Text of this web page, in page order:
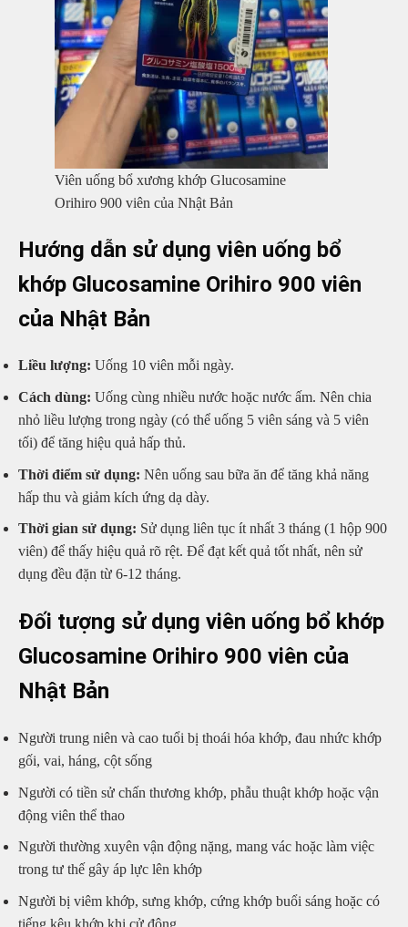
Viên uống bổ xương khớp Glucosamine
Orihiro 900 viên của Nhật Bản
Hướng dẫn sử dụng viên uống bổ
khớp Glucosamine Orihiro 900 viên
của Nhật Bản
Liều lượng: Uống 10 viên mỗi ngày.
Cách dùng: Uống cùng nhiều nước hoặc nước ấm. Nên chia
nhỏ liều lượng trong ngày (có thể uống 5 viên sáng và 5 viên
tối) để tăng hiệu quả hấp thủ.
Thời điểm sử dụng: Nên uống sau bữa ăn để tăng khả năng
hấp thu và giảm kích ứng dạ dày.
Thời gian sử dụng: Sử dụng liên tục ít nhất 3 tháng (1 hộp 900
viên) để thấy hiệu quả rõ rệt. Để đạt kết quả tốt nhất, nên sử
dụng đều đặn từ 6-12 tháng.
Đối tượng sử dụng viên uống bổ khớp
Glucosamine Orihiro 900 viên của
Nhật Bản
Người trung niên và cao tuổi bị thoái hóa khớp, đau nhức khớp
gối, vai, háng, cột sống
Người có tiền sử chấn thương khớp, phẫu thuật khớp hoặc vận
động viên thể thao
Người thường xuyên vận động nặng, mang vác hoặc làm việc
trong tư thế gây áp lực lên khớp
Người bị viêm khớp, sưng khớp, cứng khớp buổi sáng hoặc có
tiếng kêu khớp khi cử động